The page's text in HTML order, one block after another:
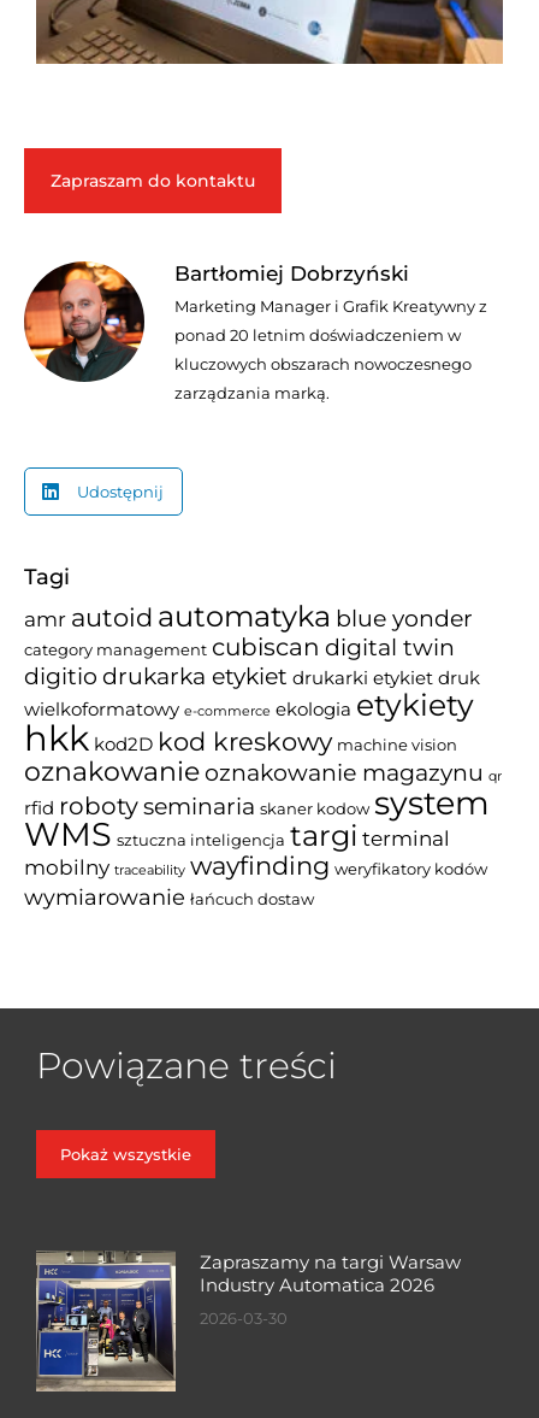
Zapraszam do kontaktu
Bartłomiej Dobrzyński
Marketing Manager i Grafik Kreatywny z
ponad 20 letnim doświadczeniem w
kluczowych obszarach nowoczesnego
zarządzania marką.
Udostępnij
Tagi
amr autoid automatyka blue yonder
category management cubiscan digital twin
digitio drukarka etykiet drukarki etykiet druk
wielkoformatowy e-commerce ekologia etykiety
hkk kod2D kod kreskowy machine vision
oznakowanie oznakowanie magazynu qr
rfid robotyseminaria skaner kodow system
WMS sztuczna inteligencja targi terminal
mobilny traceability wayfinding weryfikatory kodów
wymiarowanie łańcuch dostaw
Powiązane treści
Pokaż wszystkie
Zapraszamy na targi Warsaw
Industry Automatica 2026
2026-03-30